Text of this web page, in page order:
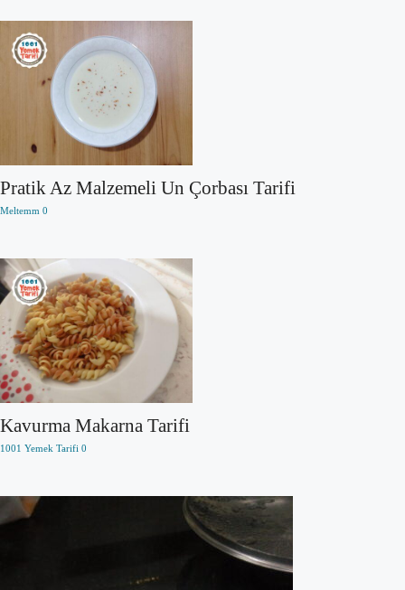
Pratik Az Malzemeli Un Çorbası Tarifi
Meltemm 0
Kavurma Makarna Tarifi
1001 Yemek Tarifi 0